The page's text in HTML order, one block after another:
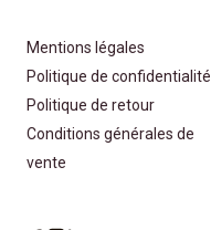
Mentions légales
Politique de confidentialité
Politique de retour
Conditions générales de
vente